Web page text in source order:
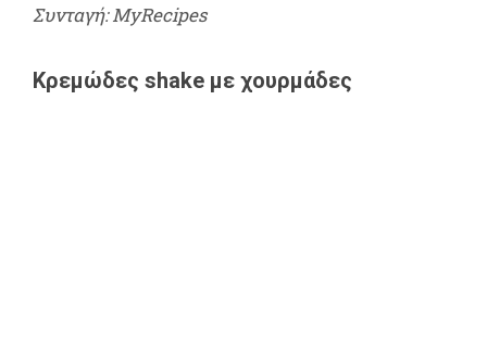
Συνταγή: MyRecipes
Κρεμώδες shake με χουρμάδες